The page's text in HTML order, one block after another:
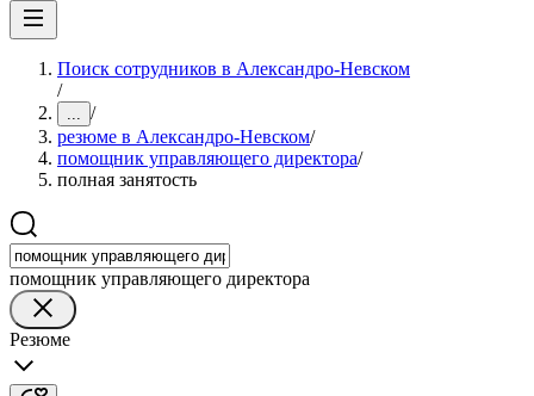
Поиск сотрудников в Александро-Невском
/
... /
резюме в Александро-Невском/
помощник управляющего директора/
полная занятость
помощник управляющего директора
Резюме